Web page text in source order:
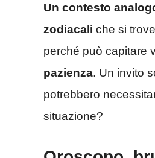
Un contesto
zodiacali che si
perché può capitare
pazienza. Un invito
potrebbero
situazione?